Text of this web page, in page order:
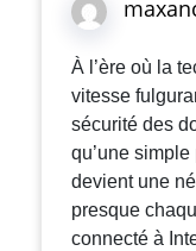
À l’ère où la
vitesse
sécurité des
qu’une
devient une
presque
connecté à